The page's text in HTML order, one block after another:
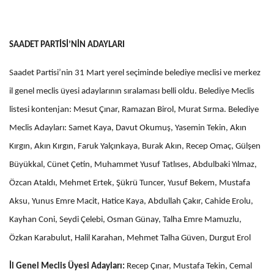
SAADET PARTİSİ’NİN ADAYLARI
Saadet Partisi’nin 31 Mart yerel seçiminde belediye meclisi ve merkez
il genel meclis üyesi adaylarının sıralaması belli oldu. Belediye Meclis
listesi kontenjan: Mesut Çınar, Ramazan Birol, Murat Sırma. Belediye
Meclis Adayları: Samet Kaya, Davut Okumuş, Yasemin Tekin, Akın
Kırgın, Akın Kırgın, Faruk Yalçınkaya, Burak Akın, Recep Omaç, Gülşen
Büyükkal, Cünet Çetin, Muhammet Yusuf Tatlıses, Abdulbaki Yılmaz,
Özcan Ataldı, Mehmet Ertek, Şükrü Tuncer, Yusuf Bekem, Mustafa
Aksu, Yunus Emre Macit, Hatice Kaya, Abdullah Çakır, Cahide Erolu,
Kayhan Coni, Seydi Çelebi, Osman Günay, Talha Emre Mamuzlu,
Özkan Karabulut, Halil Karahan, Mehmet Talha Güven, Durgut Erol
İl Genel Meclis Üyesi Adayları: Recep Çınar, Mustafa Tekin, Cemal